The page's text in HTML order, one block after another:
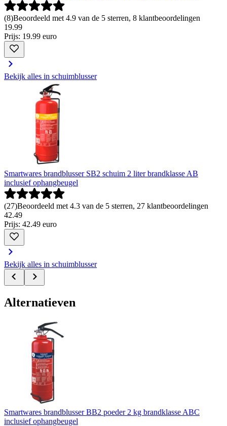
(8)Beoordeeld met 4.9 van de 5 sterren, 8 klantbeoordelingen
19.99
Prijs: 19.99 euro
Bekijk alles in schuimblusser
Smartwares brandblusser SB2 schuim 2 liter brandklasse AB
inclusief ophangbeugel
(27)Beoordeeld met 4.3 van de 5 sterren, 27 klantbeoordelingen
42.49
Prijs: 42.49 euro
Bekijk alles in schuimblusser
Alternatieven
Smartwares brandblusser BB2 poeder 2 kg brandklasse ABC
inclusief ophangbeugel